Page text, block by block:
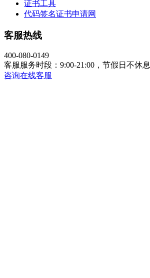
证书工具
代码签名证书申请网
客服热线
400-080-0149
客服服务时段：9:00-21:00，节假日不休息
咨询在线客服